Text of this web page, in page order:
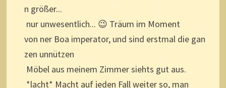
n größer...
nur unwesentlich... 😉 Träum im Moment
von ner Boa imperator, und sind erstmal die gan
zen unnützen
Möbel aus meinem Zimmer siehts gut aus.
*lacht* Macht auf jeden Fall weiter so, man